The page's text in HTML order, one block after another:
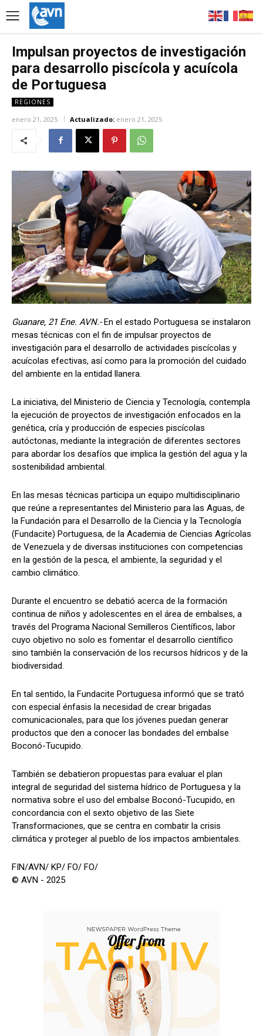
Impulsan proyectos de investigación
para desarrollo piscícola y acuícola
de Portuguesa
REGIONES
enero 21, 2025 Actualizado: enero 21, 2025
Guanare, 21 Ene. AVN.- En el estado Portuguesa se instalaron
mesas técnicas con el fin de impulsar proyectos de
investigación para el desarrollo de actividades piscícolas y
acuícolas efectivas, así como para la promoción del cuidado
del ambiente en la entidad llanera.
La iniciativa, del Ministerio de Ciencia y Tecnología, contempla
la ejecución de proyectos de investigación enfocados en la
genética, cría y producción de especies piscícolas
autóctonas, mediante la integración de diferentes sectores
para abordar los desafíos que implica la gestión del agua y la
sostenibilidad ambiental.
En las mesas técnicas participa un equipo multidisciplinario
que reúne a representantes del Ministerio para las Aguas, de
la Fundación para el Desarrollo de la Ciencia y la Tecnología
(Fundacite) Portuguesa, de la Academia de Ciencias Agrícolas
de Venezuela y de diversas instituciones con competencias
en la gestión de la pesca, el ambiente, la seguridad y el
cambio climático.
Durante el encuentro se debatió acerca de la formación
continua de niños y adolescentes en el área de embalses, a
través del Programa Nacional Semilleros Científicos, labor
cuyo objetivo no solo es fomentar el desarrollo científico
sino también la conservación de los recursos hídricos y de la
biodiversidad.
En tal sentido, la Fundacite Portuguesa informó que se trató
con especial énfasis la necesidad de crear brigadas
comunicacionales, para que los jóvenes puedan generar
productos que den a conocer las bondades del embalse
Boconó-Tucupido.
También se debatieron propuestas para evaluar el plan
integral de seguridad del sistema hídrico de Portuguesa y la
normativa sobre el uso del embalse Boconó-Tucupido, en
concordancia con el sexto objetivo de las Siete
Transformaciones, que se centra en combatir la crisis
climática y proteger al pueblo de los impactos ambientales.
FIN/AVN/ KP/ FO/ FO/
© AVN - 2025